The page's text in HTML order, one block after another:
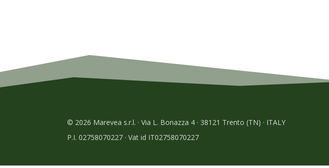
© 2026 Marevea s.r.l. · Via L. Bonazza 4 · 38121 Trento (TN) · ITALY
P.I. 02758070227 · Vat id IT02758070227